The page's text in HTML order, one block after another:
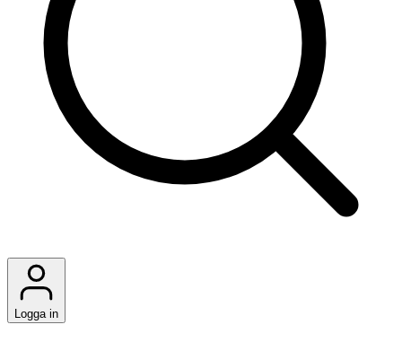
Logga in